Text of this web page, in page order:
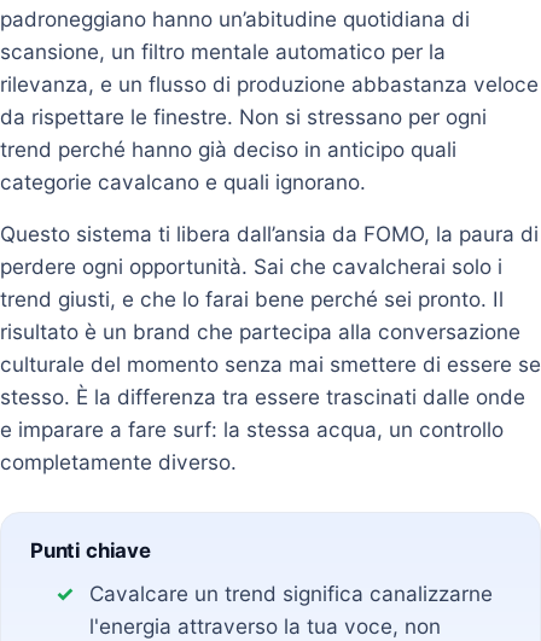
padroneggiano hanno un’abitudine quotidiana di
scansione, un filtro mentale automatico per la
rilevanza, e un flusso di produzione abbastanza veloce
da rispettare le finestre. Non si stressano per ogni
trend perché hanno già deciso in anticipo quali
categorie cavalcano e quali ignorano.
Questo sistema ti libera dall’ansia da FOMO, la paura di
perdere ogni opportunità. Sai che cavalcherai solo i
trend giusti, e che lo farai bene perché sei pronto. Il
risultato è un brand che partecipa alla conversazione
culturale del momento senza mai smettere di essere se
stesso. È la differenza tra essere trascinati dalle onde
e imparare a fare surf: la stessa acqua, un controllo
completamente diverso.
Punti chiave
Cavalcare un trend significa canalizzarne
l'energia attraverso la tua voce, non